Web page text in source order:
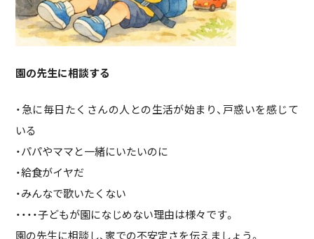
園の先生に相談する
・急に毎日たくさんの人との生活が始まり、戸惑いを感じて
いる
・パパやママと一緒にいたいのに
・給食がイヤだ
・みんなで歌いたくない
・・・・子どもが園になじめない理由は様々です。
園の先生に相談し、家での不安定さを伝えましょう。